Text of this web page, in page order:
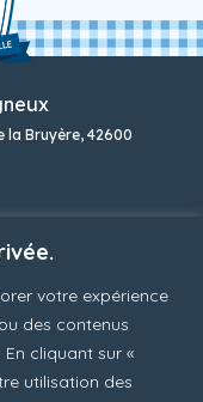
votre expérience
des contenus
cliquant sur «
utilisation des
la Bruyère, 42600
sécurisée
écoute au 04 77